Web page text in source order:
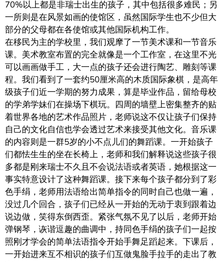
70%以上都是非瑞士出生的孩子，其中包括很多难民；另
一所则是在风景如画的使馆区，虽然国际学生也不少但大
部分的父母都在各使馆或其他国际机构工作。
在移民为主的学校里，我们观摩了一节美术课和一节音乐
课。美术教室布置的完全就像是一个工作室，在这里不光
可以画画做手工，大一点的孩子还会进行陶艺、雕刻等课
程。我们看到了一套约50厘米高的木质国际象棋，是高年
级孩子们近一学期的努力成果，算是毕业作品，留给母校
的学弟学妹们在操场下棋玩。四周的墙壁上密集整齐的贴
着世界各地的艺术作品照片，老师说这不仅让孩子们保持
自己的文化自信也学会透过艺术来接受其他文化。音乐课
的内容则是一群5岁的小不点儿们的舞蹈课。一开始孩子
们都怯生生的坐在长椅上，老师和我们解释说这些孩子很
多都是刚来瑞士不久且不会说法语或者英语，她根据这一
事实特意设计了这种舞蹈课。接下来每个孩子都分到了彩
色手绢，老师用法语给出简单指令的同时自己也做一遍，
没过几个回合，孩子们已经从一开始的无动于衷到跟着边
说边做，笑得东倒西歪。紧张气氛不见了以后，老师开始
弹钢琴，诙谐逗趣的曲调中，持同色手绢的孩子们一起按
照刚才学会的简单法语指令开始手舞足蹈起来。下课后，
一开始进来互不相识的孩子们互做鬼脸手拉手的走出了教